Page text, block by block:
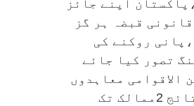
اپنے جائز
قبضہ ہر گز
روکنے کی
تصور کیا جائے
الاقوامی معاہدوں
کی خلاف ورزی کے نتائج 2ممالک تک